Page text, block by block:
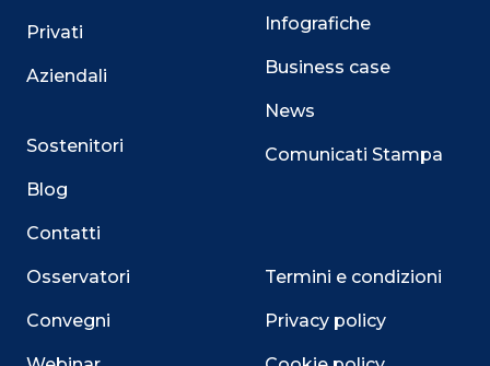
Privati
Aziendali
Sostenitori
Blog
Contatti
Osservatori
Convegni
Infografiche
Business case
News
Comunicati Stampa
Termini e condizioni
Privacy policy